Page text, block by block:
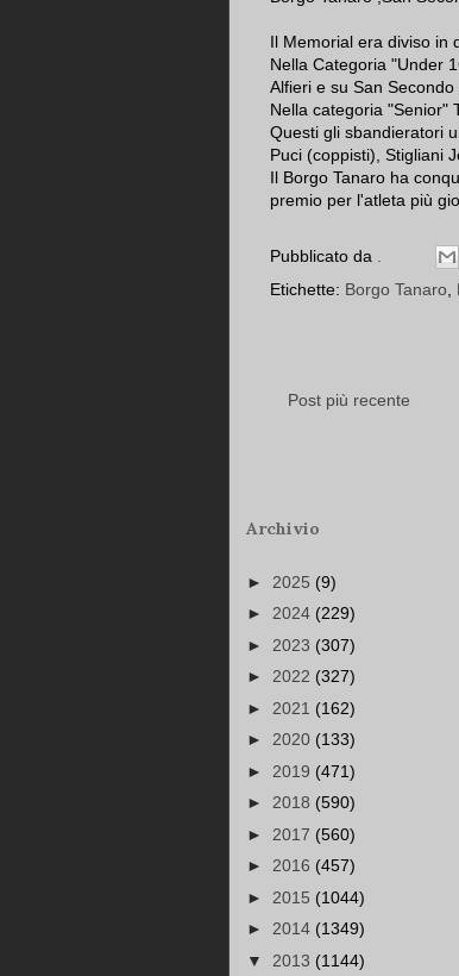
Il Memorial era diviso in
Nella Categoria "Under
Alfieri e su San
Nella categoria "Senior"
Questi gli sbandieratori
Puci (coppisti), Stigliani
Il Borgo Tanaro ha
premio per l'atleta più
Pubblicato da
Etichette: Borgo Tanaro,
Post più recente
Archivio
► 2025 (9)
► 2024 (229)
► 2023 (307)
► 2022 (327)
► 2021 (162)
► 2020 (133)
► 2019 (471)
► 2018 (590)
► 2017 (560)
► 2016 (457)
► 2015 (1044)
► 2014 (1349)
▼ 2013 (1144)